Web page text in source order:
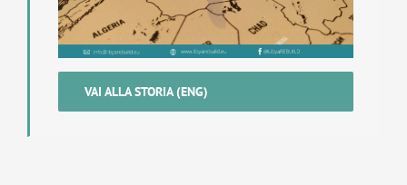
VAI ALLA STORIA (ENG)